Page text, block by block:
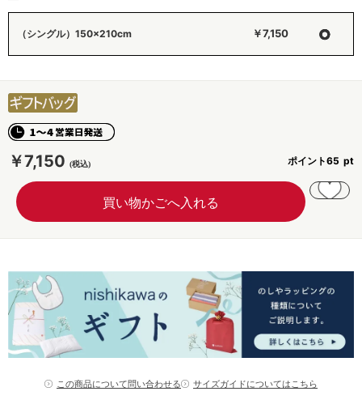
￥7,150 ポイント65
（シングル）150×210cm ￥7,150 ○
この商品について問い合わせる サイズガイドについてはこちら